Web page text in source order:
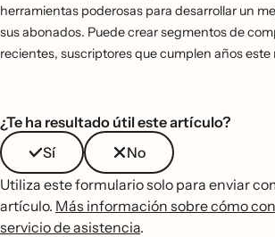
herramientas poderosas para desarrollar un
sus abonados. Puede crear segmentos de
recientes, suscriptores que cumplen años este
¿Te ha resultado útil este artículo?
Sí
No
Utiliza este formulario solo para enviar
artículo. Más información sobre cómo
servicio de asistencia.